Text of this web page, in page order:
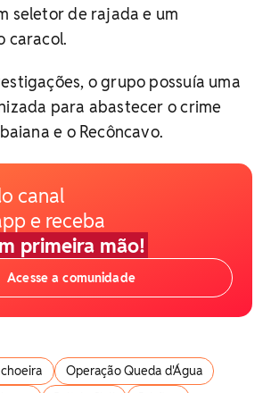
seletor de rajada e um
caracol.
o grupo possuía uma
para abastecer o crime
e o Recôncavo.
canal
e receba
primeira mão!
Acesse a comunidade
Operação Queda d'Água